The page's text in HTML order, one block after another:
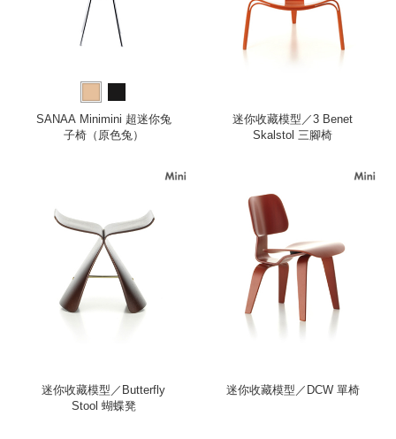
SANAA Minimini 超迷你兔
子椅（原色兔）
迷你收藏模型／3 Benet
Skalstol 三腳椅
迷你收藏模型／Butterfly
Stool 蝴蝶凳
迷你收藏模型／DCW 單椅